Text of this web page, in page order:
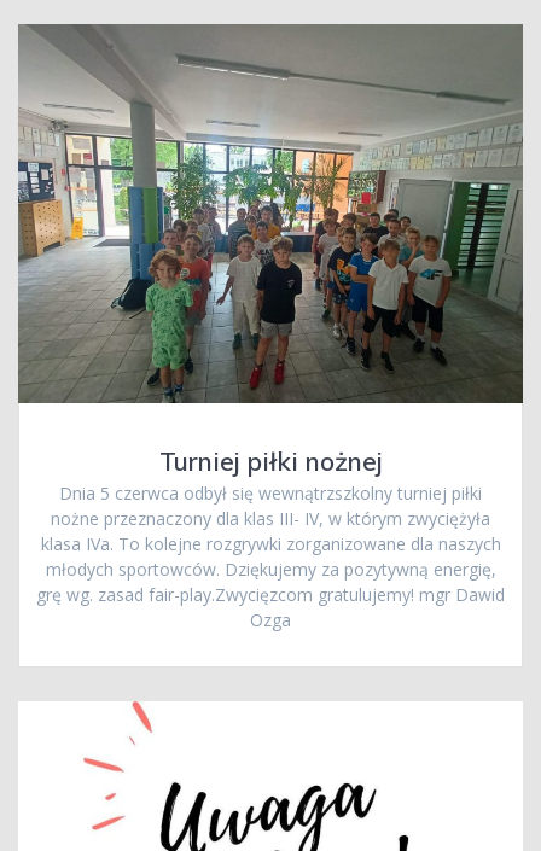
Turniej piłki nożnej
Dnia 5 czerwca odbył się wewnątrzszkolny turniej piłki
nożne przeznaczony dla klas III- IV, w którym zwyciężyła
klasa IVa. To kolejne rozgrywki zorganizowane dla naszych
młodych sportowców. Dziękujemy za pozytywną energię,
grę wg. zasad fair-play.Zwycięzcom gratulujemy! mgr Dawid
Ozga